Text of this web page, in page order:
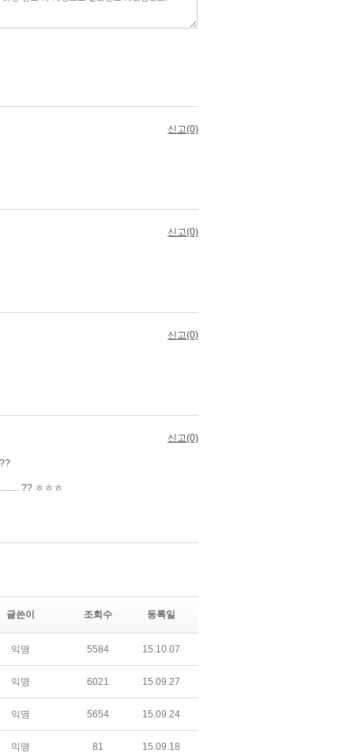
글쓴이 조회수 등록일
익명 5584 15.10.07
익명 6021 15.09.27
익명 5654 15.09.24
익명 81 15.09.18